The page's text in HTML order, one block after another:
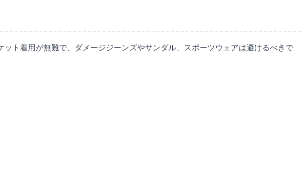
ト着用が無難で、ダメージジーンズやサンダル、スポーツウェアは避けるべきで